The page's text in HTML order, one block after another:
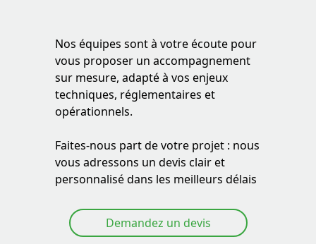
Nos équipes sont à votre écoute pour
vous proposer un accompagnement
sur mesure, adapté à vos enjeux
techniques, réglementaires et
opérationnels.
Faites-nous part de votre projet : nous
vous adressons un devis clair et
personnalisé dans les meilleurs délais
Demandez un devis